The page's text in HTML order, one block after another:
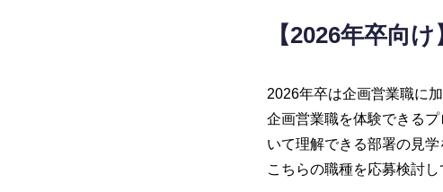
【2026年卒向
2026年卒は企画営業職に
企画営業職を体験できる
いて理解できる部署の見学
こちらの職種を応募検討